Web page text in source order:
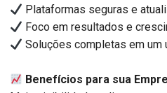
Plataformas seguras e
Foco em resultados e
Soluções completas em um
Benefícios para sua